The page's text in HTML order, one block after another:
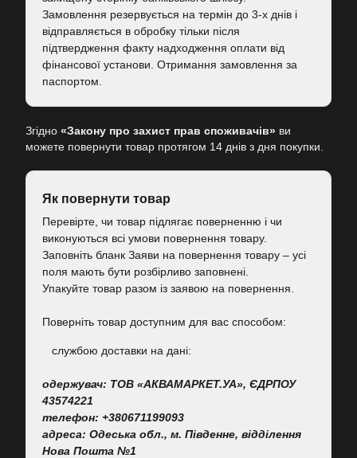
Замовлення резервується на термін до 3-х днів і
відправляється в обробку тільки після
підтвердження факту надходження оплати від
фінансової установи. Отримання замовлення за
паспортом.
Згідно «Закону про захист прав споживачів» ви
можете повернути товар протягом 14 днів з дня покупки.
Як повернути товар
Перевірте, чи товар підлягає поверненню і чи
виконуються всі умови повернення товару.
Заповніть бланк Заяви на повернення товару – усі
поля мають бути розбірливо заповнені.
Упакуйте товар разом із заявою на повернення.
Поверніть товар доступним для вас способом:
cлужбою доставки на дані:
одержувач: ТОВ «АКВАМАРКЕТ.УА», ЄДРПОУ
43574221
телефон: +380671199093
адреса: Одеська обл., м. Південне, відділення
Нова Пошта №1